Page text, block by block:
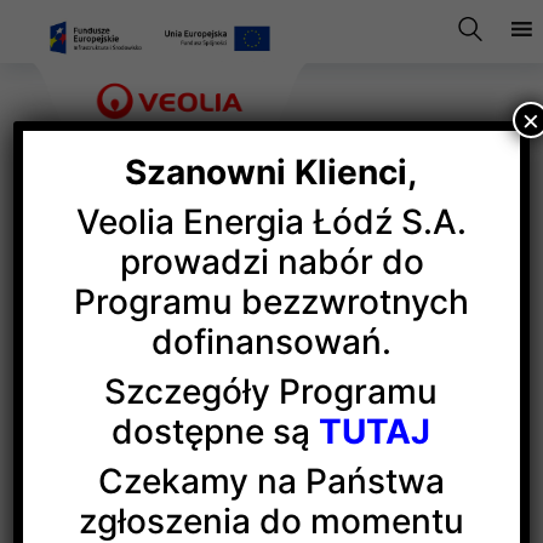
Archiwum Veolii na święcie
Łodzi
Podczas tegorocznych Dni Łodzi organizowanych
m.in. w przestrzeniach historycznej elektrociepłowni
EC1 goście mogli oglądać prezentację multimedialną
„Energia Czasu”
Szanowni Klienci,
Veolia Energia Łódź S.A.
prowadzi nabór do
Programu bezzwrotnych
dofinansowań.
Szczegóły Programu
dostępne są TUTAJ
Czekamy na Państwa
zgłoszenia do momentu
×